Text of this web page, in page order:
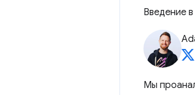
Введение
Мы